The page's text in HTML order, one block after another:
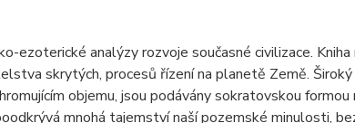
ezoterické analýzy rozvoje současné civilizace.
skrytých, procesů řízení na planetě Země.
objemu, jsou podávány sokratovskou
mnohá tajemství naší pozemské minulosti,